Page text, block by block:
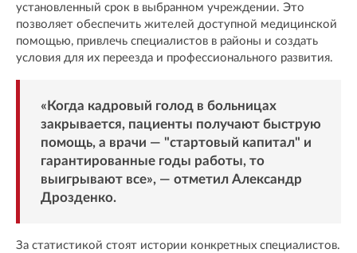
установленный срок в выбранном учреждении. Это
позволяет обеспечить жителей доступной медицинской
помощью, привлечь специалистов в районы и создать
условия для их переезда и профессионального развития.
«Когда кадровый голод в больницах
закрывается, пациенты получают быструю
помощь, а врачи — "стартовый капитал" и
гарантированные годы работы, то
выигрывают все», — отметил Александр
Дрозденко.
За статистикой стоят истории конкретных специалистов.